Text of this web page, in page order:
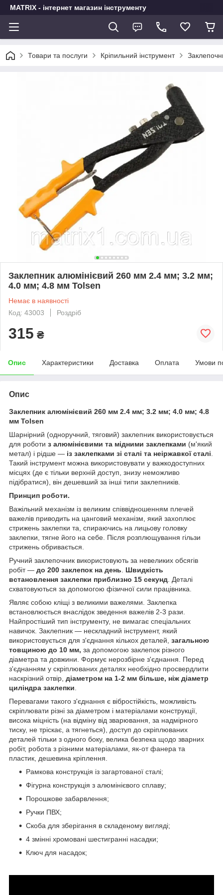
MATRIX - інтернет магазин інструменту
Товари та послуги Кріпильний інструмент
Заклепник алюмінієвий 260 мм 2.4 мм; 3.2 мм;
4.0 мм; 4.8 мм Tolsen
Немає в наявності
Код: 43003
Роздріб
315 ₴
Опис Характеристики Доставка Оплата Умови
Опис
Заклепник алюмінієвий 260 мм 2.4 мм; 3.2 мм; 4.0 мм; 4.8
мм Tolsen
Шарнірний (одноручний, тяговий) заклепник використовується
для роботи з алюмінієвими та мідними заклепками (м'який
метал) і рідше — із заклепками зі сталі та неіржавкої сталі
Такий інструмент можна використовувати у важкодоступних
місцях (де є тільки верхній доступ, знизу неможливо
підібратися), він дешевший за інші типи заклепників.
Принцип роботи.
Важільний механізм із великим співвідношенням плечей
важелів приводить на цанговий механізм, який захоплює
стрижень заклепки та, спираючись на лицьову головку
заклепки, тягне його на себе. Після розплющування гільзи
стрижень обривається.
Ручний заклепочник використовують за невеликих обсягів
робіт — до 200 заклепок на день
Швидкість
встановлення заклепки приблизно 15 секунд . Деталі
схватовуються за допомогою фізичної сили працівника.
Являє собою кліщі з великими важелями. Заклепка
встановлюється внаслідок зведення важелів 2-3 рази.
Найпростіший тип інструменту, не вимагає спеціальних
навичок. Заклепник — нескладний інструмент, який
використовується для з'єднання кількох деталей, загальною
товщиною до 10 мм, за допомогою заклепок різного
діаметра та довжини. Формує нерозбірне з'єднання. Перед
з'єднанням у скріплюваних деталях необхідно просвердлити
наскрізний отвір, діаметром на 1-2 мм більше, ніж діаметр
циліндра заклепки
Перевагами такого з'єднання є вібростійкість, можливість
скріплювати різні за діаметром і матеріалами конструкції,
висока міцність (на відміну від зварювання, за надмірного
тиску, не тріскає, а тягнеться), доступ до скріплюваних
деталей тільки з одного боку, велика безпека щодо зварних
робіт, робота з різними матеріалами, як-от фанера та
пластик, дешевина кріплення.
Рамкова конструкція із загартованої сталі;
Фігурна конструкція з алюмінієвого сплаву;
Порошкове забарвлення;
Ручки ПВХ;
Скоба для зберігання в складеному вигляді;
4 змінні хромовані шестигранні насадки;
Ключ для насадок;